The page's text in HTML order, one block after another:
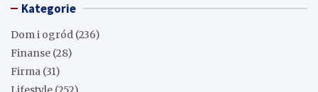
Kategorie
Dom i ogród (236)
Finanse (28)
Firma (31)